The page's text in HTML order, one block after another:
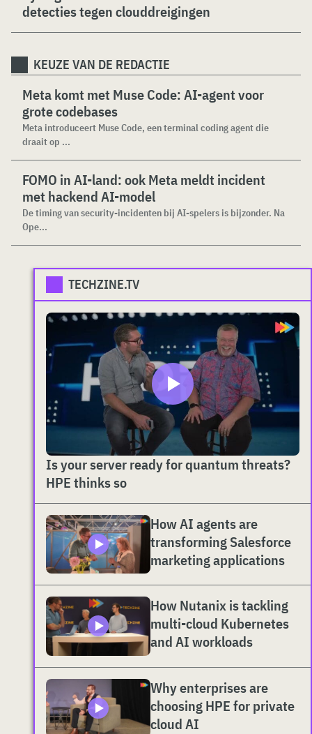
detecties tegen clouddreigingen
KEUZE VAN DE REDACTIE
Meta komt met Muse Code: AI-agent voor
grote codebases
Meta introduceert Muse Code, een terminal coding agent die
draait op ...
FOMO in AI-land: ook Meta meldt incident
met hackend AI-model
De timing van security-incidenten bij AI-spelers is bijzonder. Na
Ope...
TECHZINE.TV
Is your server ready for quantum threats?
HPE thinks so
How AI agents are
transforming Salesforce
marketing applications
How Nutanix is tackling
multi-cloud Kubernetes
and AI workloads
Why enterprises are
choosing HPE for private
cloud AI